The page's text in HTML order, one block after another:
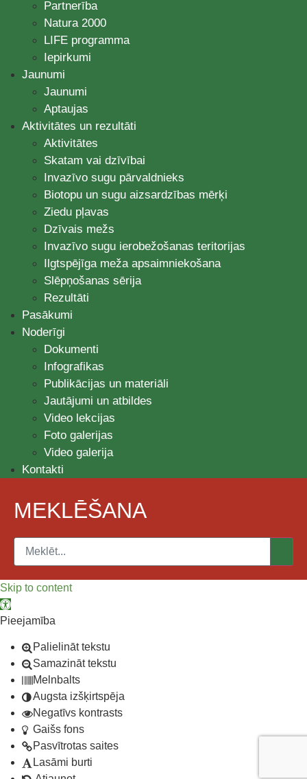
Partnerība
Natura 2000
LIFE programma
Iepirkumi
Jaunumi
Jaunumi
Aptaujas
Aktivitātes un rezultāti
Aktivitātes
Skatam vai dzīvībai
Invazīvo sugu pārvaldnieks
Biotopu un sugu aizsardzības mērķi
Ziedu pļavas
Dzīvais mežs
Invazīvo sugu ierobežošanas teritorijas
Ilgtspējīga meža apsaimniekošana
Slēpņošanas sērija
Rezultāti
Pasākumi
Noderīgi
Dokumenti
Infografikas
Publikācijas un materiāli
Jautājumi un atbildes
Video lekcijas
Foto galerijas
Video galerija
Kontakti
MEKLĒŠANA
Skip to content
Open toolbar
Pieejamība
Palielināt tekstu
Samazināt tekstu
Melnbalts
Augsta izšķirtspēja
Negatīvs kontrasts
Gaišs fons
Pasvītrotas saites
Lasāmi burti